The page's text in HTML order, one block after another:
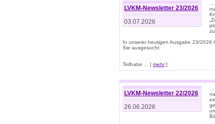
LVKM-Newsletter 23/2026
03.07.2026
In unserer heutigen Ausgabe 23/2026
Sie ausgesucht:
Teilhabe ... [ mehr]
LVKM-Newsletter 22/2026
26.06.2026